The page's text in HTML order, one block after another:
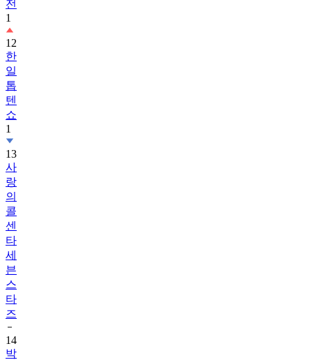
전
1
12
한
일
톱
텐
쇼
1
13
사
랑
의
콜
센
타
세
븐
스
타
즈
14
박